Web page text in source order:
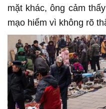
mặt khác, ông cảm
mạo hiểm vì không rõ